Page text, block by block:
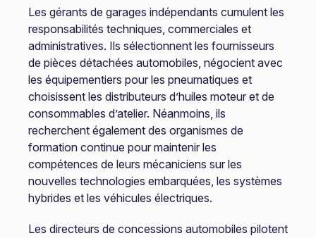
Les gérants de garages indépendants cumulent les
responsabilités techniques, commerciales et
administratives. Ils sélectionnent les fournisseurs
de pièces détachées automobiles, négocient avec
les équipementiers pour les pneumatiques et
choisissent les distributeurs d’huiles moteur et de
consommables d’atelier. Néanmoins, ils
recherchent également des organismes de
formation continue pour maintenir les
compétences de leurs mécaniciens sur les
nouvelles technologies embarquées, les systèmes
hybrides et les véhicules électriques.
Les directeurs de concessions automobiles pilotent